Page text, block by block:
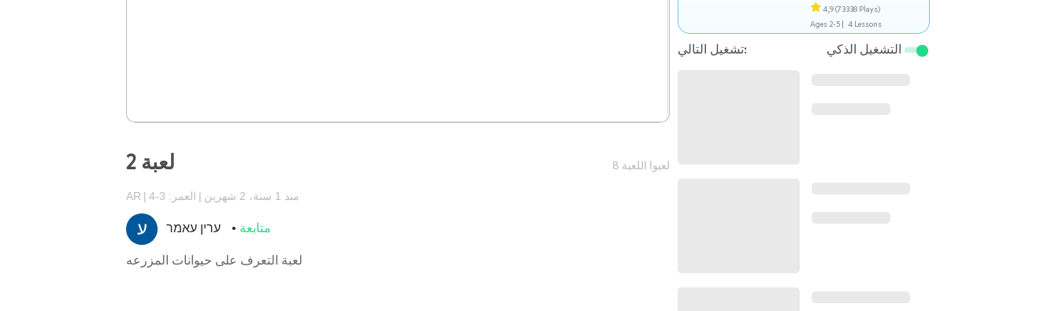
لعبة 2 8 لعبوا اللعبة
AR العمر: 3-4 منذ 1 سنة، 2 شهرين
متابعة
لعبة التعرف على حيوانات المزرعه
4,9(73338 Plays)
Ages 2-5 | 4 Lessons
تشغيل التالي: